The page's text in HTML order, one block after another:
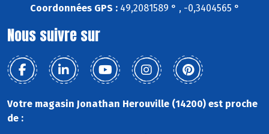
Coordonnées GPS :49,2081589 ° , -0,3404565 °
Nous suivre sur
Votre magasin Jonathan Herouville (14200) est proche
de :